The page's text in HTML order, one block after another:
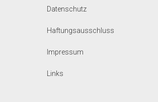
Datenschutz
Haftungsausschluss
Impressum
Links